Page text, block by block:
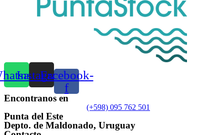
Instagram
Facebook-
f
Encontranos en
(+598) 095 762 501
Punta del Este
Depto. de Maldonado, Uruguay